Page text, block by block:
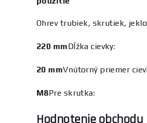
Ohrev trubiek, skrutiek,
220 mmDĺžka cievky:
20 mmVnútorný priemer
M8Pre skrutka:
Hodnotenie obchodu